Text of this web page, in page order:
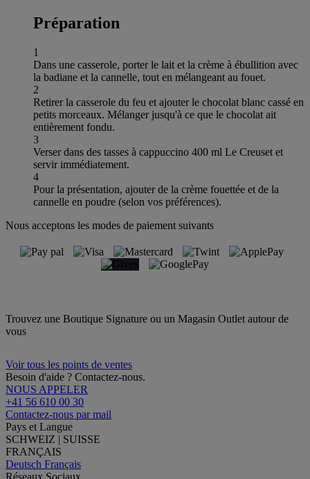
Préparation
1
Dans une casserole, porter le lait et la crème à ébullition avec
la badiane et la cannelle, tout en mélangeant au fouet.
2
Retirer la casserole du feu et ajouter le chocolat blanc cassé en
petits morceaux. Mélanger jusqu'à ce que le chocolat ait
entièrement fondu.
3
Verser dans des tasses à cappuccino 400 ml Le Creuset et
servir immédiatement.
4
Pour la présentation, ajouter de la crème fouettée et de la
cannelle en poudre (selon vos préférences).
Nous acceptons les modes de paiement suivants
Trouvez une Boutique Signature ou un Magasin Outlet autour de
vous
Voir tous les points de ventes
Besoin d'aide ? Contactez-nous.
NOUS APPELER
+41 56 610 00 30
Contactez-nous par mail
Pays et Langue
SCHWEIZ | SUISSE
FRANÇAIS
Deutsch Français
Réseaux Sociaux